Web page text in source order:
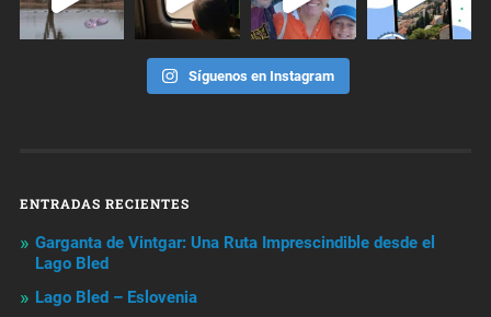
Síguenos en Instagram
ENTRADAS RECIENTES
Garganta de Vintgar: Una Ruta Imprescindible desde el
Lago Bled
Lago Bled – Eslovenia